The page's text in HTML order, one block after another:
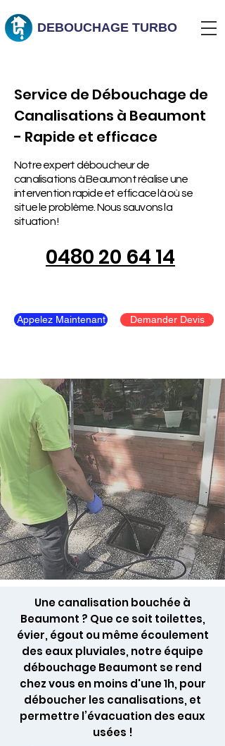
DEBOUCHAGE TURBO
Service de Débouchage de
Canalisations à Beaumont
- Rapide et efficace
Notre expert déboucheur de
canalisations à Beaumont réalise une
intervention rapide et efficace là où se
situe le problème. Nous sauvons la
situation !
0480 20 64 14
Appelez Maintenant Demander Devis
Une canalisation bouchée à
Beaumont ? Que ce soit toilettes,
évier, égout ou même écoulement
des eaux pluviales, notre équipe
débouchage Beaumont se rend
chez vous en moins d'une 1h, pour
déboucher les canalisations, et
permettre l’évacuation des eaux
usées !